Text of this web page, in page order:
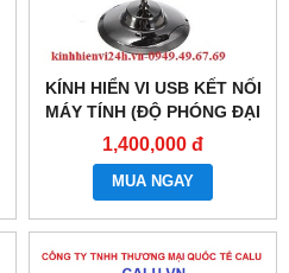
KÍNH HIỂN VI USB KẾT NỐI
MÁY TÍNH (ĐỘ PHÓNG ĐẠI
500 LẦN)
1,400,000 đ
MUA NGAY